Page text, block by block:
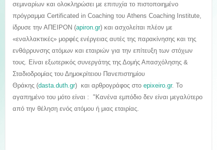
σεμιναρίων και ολοκληρώσει με επιτυχία το πιστοποιημένο
πρόγραμμα Certificated in Coaching του Athens Coaching Institute,
ίδρυσε την ΑΠΕΙΡΟΝ (apiron.gr) και ασχολείται πλέον με
«εναλλακτικές» μορφές ενέργειας αυτές της παρακίνησης και της
ενθάρρυνσης ατόμων και εταιριών για την επίτευξη των στόχων
τους. Είναι εξωτερικός συνεργάτης της Δομής Απασχόλησης &
Σταδιοδρομίας του Δημοκρίτειου Πανεπιστημίου
Θράκης (dasta.duth.gr) και αρθρογράφος στο epixeiro.gr. Το
αγαπημένο του μότο είναι : "Κανένα εμπόδιο δεν είναι μεγαλύτερο
από την θέληση ενός ατόμου ή μιας εταιρίας.